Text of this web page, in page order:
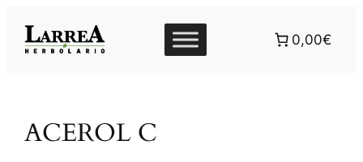
contenido
0,00€
ACEROL C